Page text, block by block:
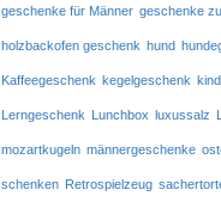
geschenke für Männer geschenke
holzbackofen geschenk hund
Kaffeegeschenk kegelgeschenk
Lerngeschenk Lunchbox luxussalz
mozartkugeln männergeschenke
schenken Retrospielzeug